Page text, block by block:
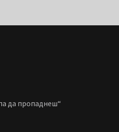
да пропаднеш“